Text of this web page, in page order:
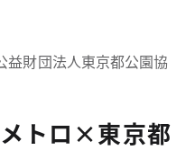
益財団法人東京都公園協
トロ×東京都